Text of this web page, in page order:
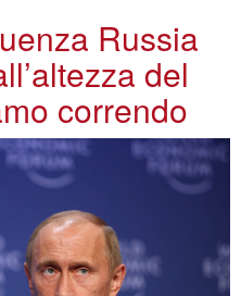
Russia
del
correndo